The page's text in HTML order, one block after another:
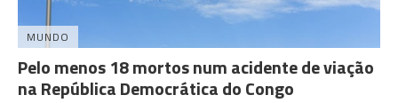
MUNDO
Pelo menos 18 mortos num acidente de viação
na República Democrática do Congo